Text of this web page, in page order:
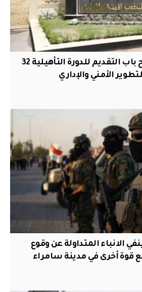
الداخلية تعلن فتح باب التقديم للدورة التأهيلية 32
الأمني والإداري
الانباء المتداولة عن وقوع
أخرى في مدينة سامراء